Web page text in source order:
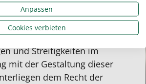
sein, teilen Sie uns dies bitte
auf dieser Seite
und Streitigkeiten im
mit der Gestaltung dieser
dem Recht der
Anpassen
Cookies verbieten